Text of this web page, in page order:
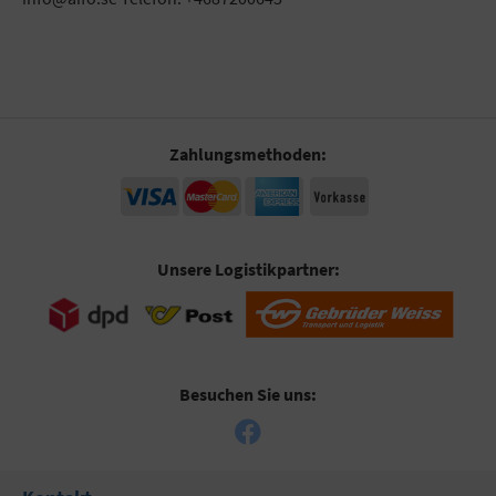
Zahlungsmethoden:
Unsere Logistikpartner:
Besuchen Sie uns: